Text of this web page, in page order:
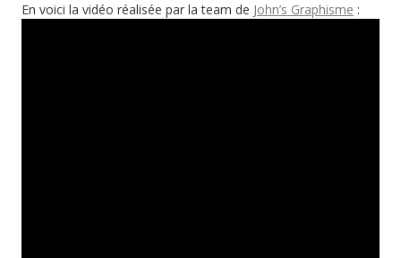
En voici la vidéo réalisée par la team de John’s Graphisme :